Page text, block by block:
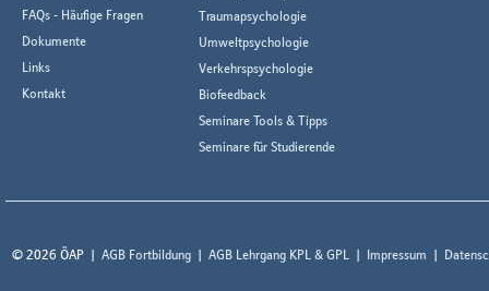
FAQs - Häufige Fragen
Dokumente
Links
Kontakt
Traumapsychologie
Umweltpsychologie
Verkehrspsychologie
Biofeedback
Seminare Tools & Tipps
Seminare für Studierende
© 2026 ÖAP AGB Fortbildung AGB Lehrgang KPL & GPL Impressum